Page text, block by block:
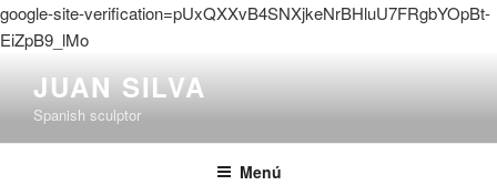
google-site-verification=pUxQXXvB4SNXjkeNrBHluU7FRgbYOpBt-
EiZpB9_lMo
contenido
JUAN SILVA
Spanish sculptor
Menú